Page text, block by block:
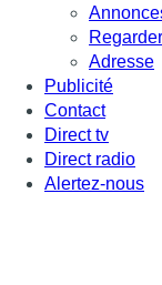
Adresse
Publicité
Contact
Direct tv
Direct radio
Alertez-nous